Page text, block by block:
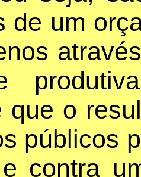
de um
que o
públicos
contra